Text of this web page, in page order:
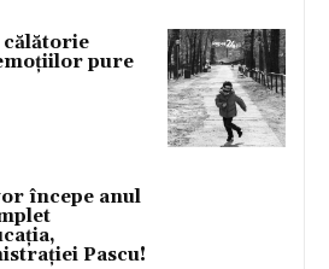
călătorie
pure
începe anul
Pascu!